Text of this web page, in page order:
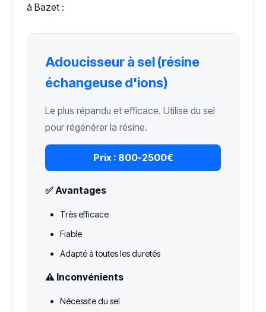
à Bazet :
Adoucisseur à sel (résine
échangeuse d'ions)
Le plus répandu et efficace. Utilise du sel
pour régénérer la résine.
Prix : 800-2500€
✅ Avantages
Très efficace
Fiable
Adapté à toutes les duretés
⚠️ Inconvénients
Nécessite du sel